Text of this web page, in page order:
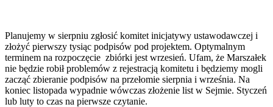
Planujemy w sierpniu zgłosić komitet inicjatywy ustawodawczej i
złożyć pierwszy tysiąc podpisów pod projektem. Optymalnym
terminem na rozpoczęcie zbiórki jest wrzesień. Ufam, że Marszałek
nie będzie robił problemów z rejestracją komitetu i będziemy mogli
zacząć zbieranie podpisów na przełomie sierpnia i września. Na
koniec listopada wypadnie wówczas złożenie list w Sejmie. Styczeń
lub luty to czas na pierwsze czytanie.